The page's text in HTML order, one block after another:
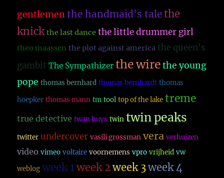
gentlemen the handmaid's talethe
knick the last dance the little drummer girl
theo maassen the plot against america the queen's
gambit The Sympathizer the wire the young
pope thomas bernhard thomas bernhardt thomas
hoepker thomas mann tm tool top of the lake treme
true detective twan huys twin twin peaks
twitter undercover vasili grossman vera verhuizen
video vimeo voltaire voornemens vpro vrijheid vw
weblog week 1week 2week 3week 4